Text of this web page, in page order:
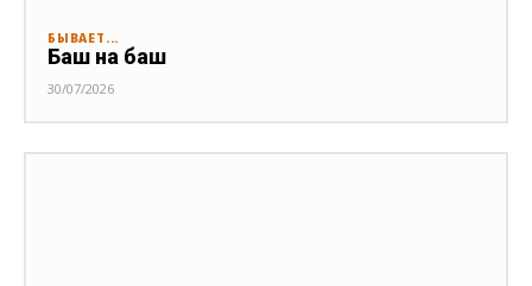
БЫВАЕТ...
Баш на баш
30/07/2026